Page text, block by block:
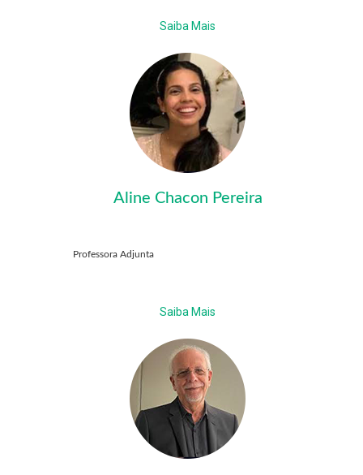
Saiba Mais
Aline Chacon Pereira
Professora Adjunta
Saiba Mais